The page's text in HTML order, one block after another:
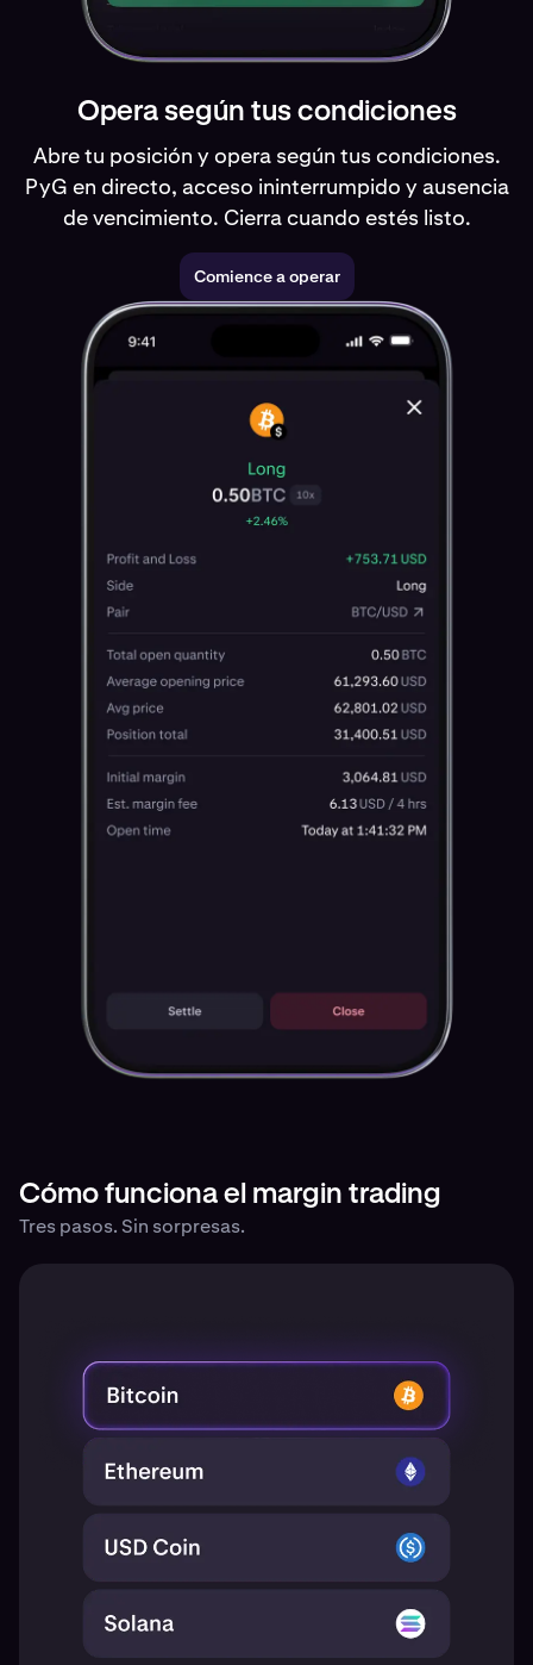
Opera según tus condiciones
Abre tu posición y opera según tus condiciones.
PyG en directo, acceso ininterrumpido y ausencia
de vencimiento. Cierra cuando estés listo.
Comience a operar
Cómo funciona el margin trading
Tres pasos. Sin sorpresas.